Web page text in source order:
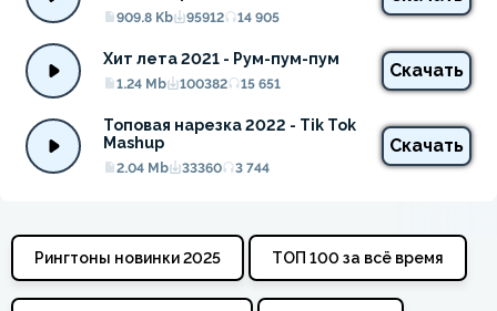
909.8 Kb 95912 14 905
Хит лета 2021 - Рум-пум-пум
1.24 Mb 100382 15 651
Скачать
Топовая нарезка 2022 - Tik Tok
Mashup
2.04 Mb 33360 3 744
Скачать
Рингтоны новинки 2025 ТОП 100 за всё время